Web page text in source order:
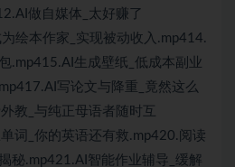
做自媒体_太好赚了
绘本作家_实现被动收入.mp414.
.mp415.AI生成壁纸_低成本副业
写论文与降重_竟然这么
教_与纯正母语者随时互
词_你的英语还有救.mp420.阅读
秘.mp421.AI智能作业辅导_缓解